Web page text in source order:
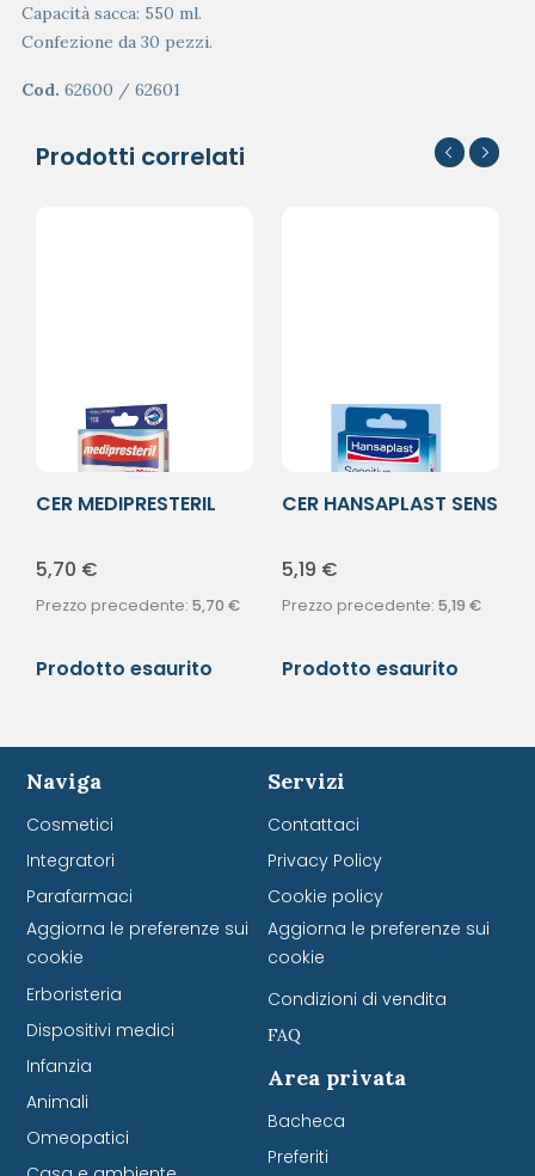
Capacità sacca: 550 ml.
Confezione da 30 pezzi.
Cod. 62600 / 62601
Prodotti correlati
CER MEDIPRESTERIL
5,70 €
Prezzo precedente: 5,70 €
Prodotto esaurito
CER HANSAPLAST SENS
5,19 €
Prezzo precedente: 5,19 €
Prodotto esaurito
Naviga
Cosmetici
Integratori
Parafarmaci
Aggiorna le preferenze sui
cookie
Erboristeria
Dispositivi medici
Infanzia
Animali
Omeopatici
Servizi
Contattaci
Privacy Policy
Cookie policy
Aggiorna le preferenze sui
cookie
Condizioni di vendita
FAQ
Area privata
Bacheca
Preferiti